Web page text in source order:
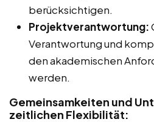
berücksichtigen.
Projektverantwortung:
Verantwortung und
den akademischen
werden.
Gemeinsamkeiten und
zeitlichen Flexibilität: